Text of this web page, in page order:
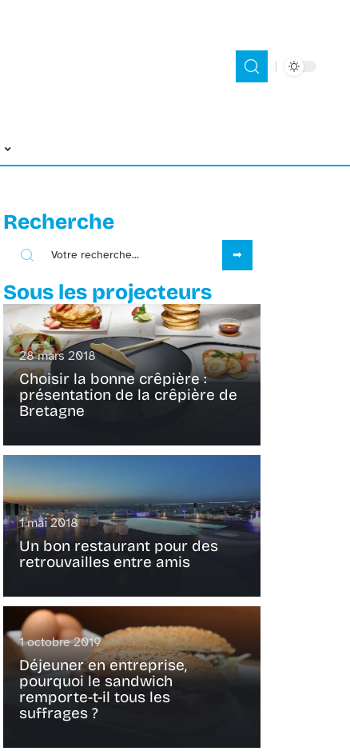
Recherche
Sous les projecteurs
28 mars 2018
Choisir la bonne crêpière :
présentation de la crêpière de
Bretagne
1 mai 2018
Un bon restaurant pour des
retrouvailles entre amis
1 octobre 2019
Déjeuner en entreprise,
pourquoi le sandwich
remporte-t-il tous les
suffrages ?